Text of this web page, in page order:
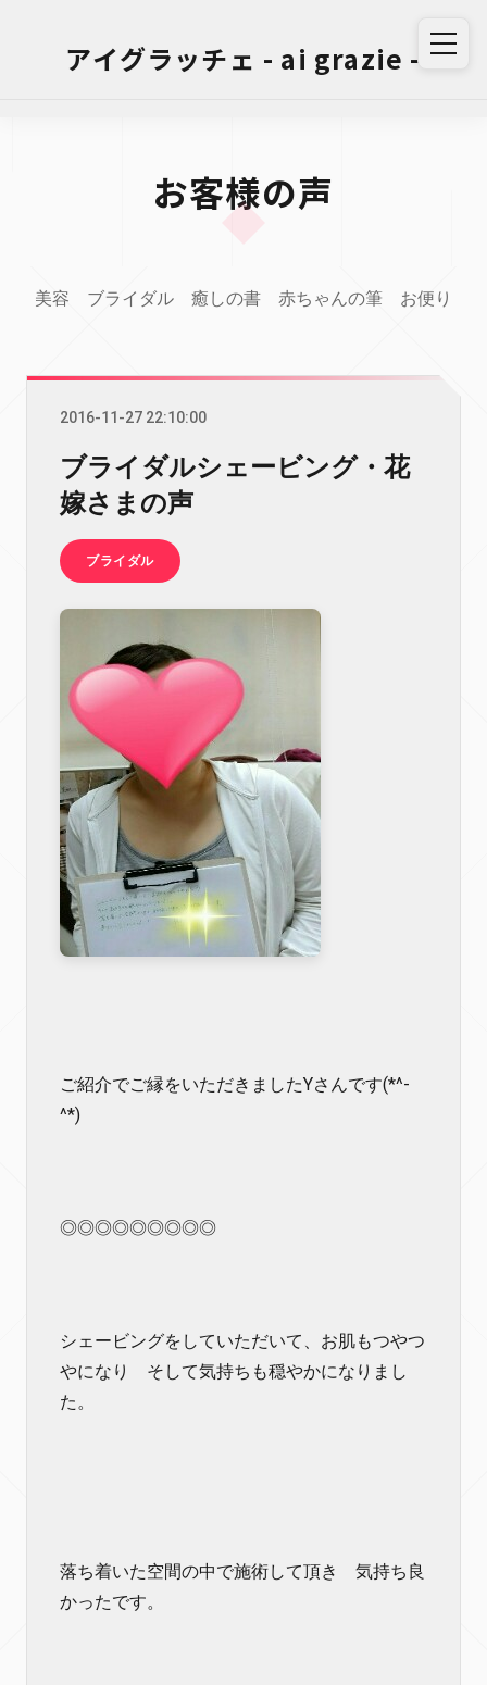
アイグラッチェ - ai grazie -
お客様の声
美容 ブライダル 癒しの書 赤ちゃんの筆 お便り
2016-11-27 22:10:00
ブライダルシェービング・花
嫁さまの声
ブライダル
ご紹介でご縁をいただきましたYさんです(*^-
^*)
◎◎◎◎◎◎◎◎◎
シェービングをしていただいて、お肌もつやつ
やになり そして気持ちも穏やかになりまし
た。
落ち着いた空間の中で施術して頂き 気持ち良
かったです。